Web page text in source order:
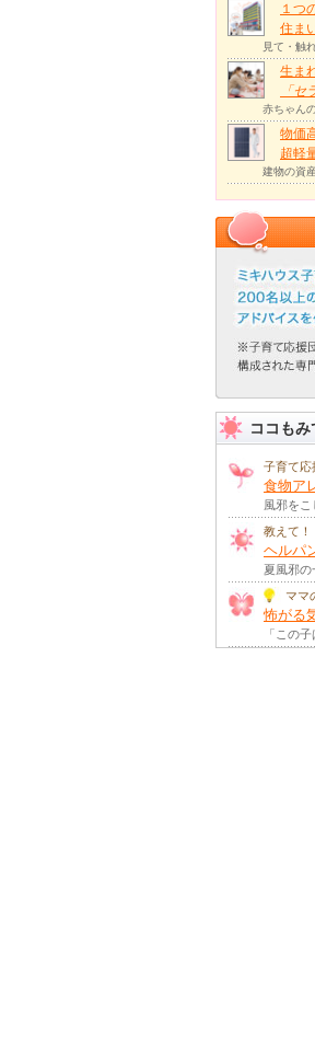
１つ
住ま
見て・触
生ま
「セ
赤ちゃん
物価
超軽
建物の資
ココもみ
子育て応
食物ア
風邪を
教えて！
ヘルパ
夏風邪の
ママ
怖がる
「この